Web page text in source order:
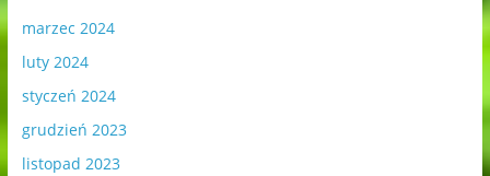
marzec 2024
luty 2024
styczeń 2024
grudzień 2023
listopad 2023